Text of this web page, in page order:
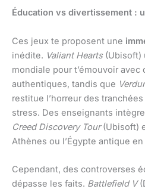
Éducation vs divertissement :
Ces jeux te proposent une
inédite. Valiant Hearts(Ubisoft)
mondiale pour t’émouvoir
authentiques, tandis que
restitue l’horreur des
stress. Des enseignants
Creed Discovery Tour(Ubisoft)
Athènes ou l’Égypte antique
Cependant, des controverses
dépasse les faits. Battlefield V